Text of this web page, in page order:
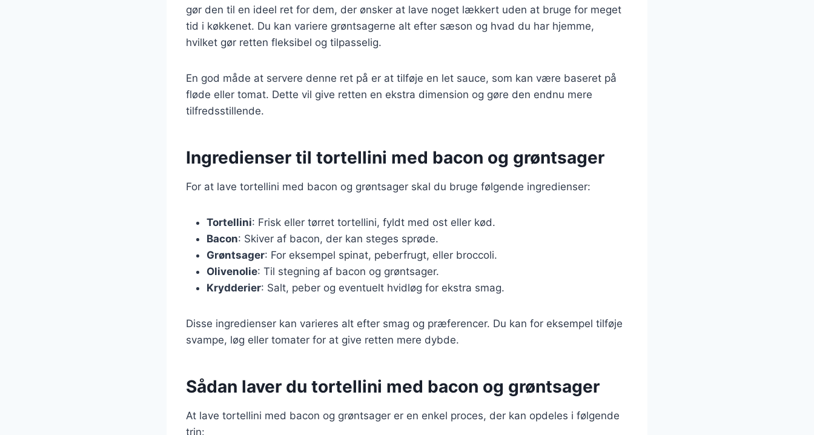
gør den til en ideel ret for dem, der ønsker at lave noget lækkert uden at bruge for meget
tid i køkkenet. Du kan variere grøntsagerne alt efter sæson og hvad du har hjemme,
hvilket gør retten fleksibel og tilpasselig.
En god måde at servere denne ret på er at tilføje en let sauce, som kan være baseret på
fløde eller tomat. Dette vil give retten en ekstra dimension og gøre den endnu mere
tilfredsstillende.
Ingredienser til tortellini med bacon og grøntsager
For at lave tortellini med bacon og grøntsager skal du bruge følgende ingredienser:
Tortellini: Frisk eller tørret tortellini, fyldt med ost eller kød.
Bacon: Skiver af bacon, der kan steges sprøde.
Grøntsager: For eksempel spinat, peberfrugt, eller broccoli.
Olivenolie: Til stegning af bacon og grøntsager.
Krydderier: Salt, peber og eventuelt hvidløg for ekstra smag.
Disse ingredienser kan varieres alt efter smag og præferencer. Du kan for eksempel tilføje
svampe, løg eller tomater for at give retten mere dybde.
Sådan laver du tortellini med bacon og grøntsager
At lave tortellini med bacon og grøntsager er en enkel proces, der kan opdeles i følgende
trin: